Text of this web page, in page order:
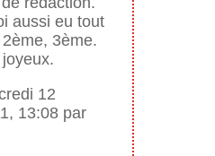
aussi eu tout
3ème.
12
13:08 par